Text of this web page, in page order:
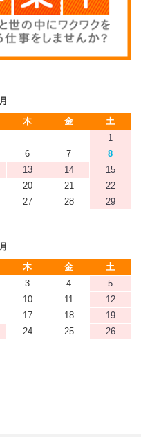
木 金
土
1
6 7
8
13 14
15
20 21
22
27 28
29
木 金
土
3 4
5
10 11
12
17 18
19
24 25
26